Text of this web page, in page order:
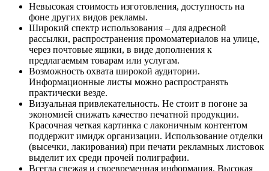
Невысокая стоимость изготовления, доступность на
фоне других видов рекламы.
Широкий спектр использования – для адресной
рассылки, распространения промоматериалов на улице,
через почтовые ящики, в виде дополнения к
предлагаемым товарам или услугам.
Возможность охвата широкой аудитории.
Информационные листы можно распространять
практически везде.
Визуальная привлекательность. Не стоит в погоне за
экономией снижать качество печатной продукции.
Красочная четкая картинка с лаконичным контентом
поддержит имидж организации. Использование отделки
(высечки, лакирования) при печати рекламных листовок
выделит их среди прочей полиграфии.
Всегда свежая и своевременная информация. Высокая